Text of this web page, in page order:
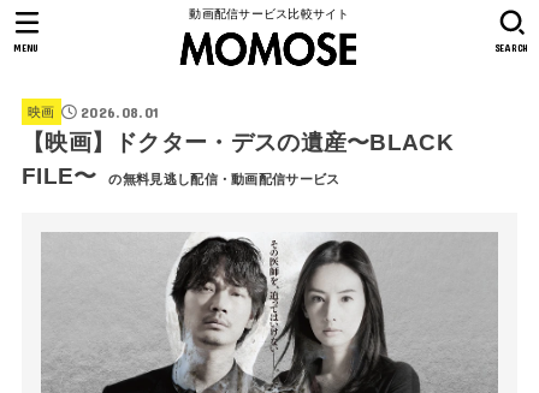
動画配信サービス比較サイト
SEARCH
MENU
映画 2026.08.01
【映画】ドクター・デスの遺産〜BLACK
FILE〜
の無料見逃し配信・動画配信サービス